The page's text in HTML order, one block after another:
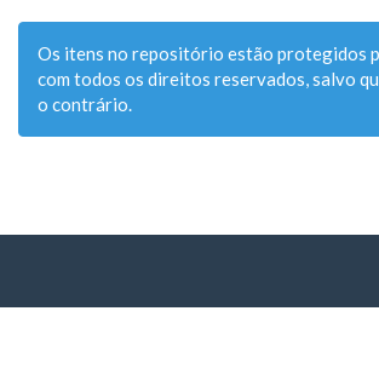
Os itens no repositório estão protegidos
com todos os direitos reservados, salvo
o contrário.